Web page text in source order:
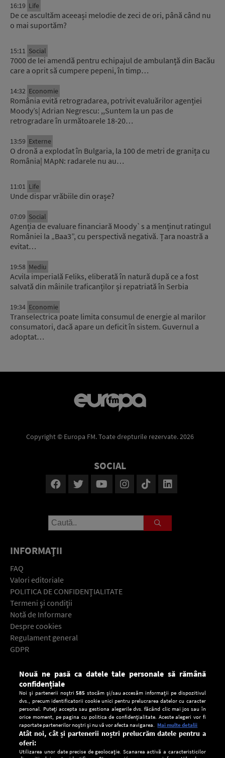
16:19 Life
De ce ascultăm aceeași melodie de zeci de ori, până când nu
o mai suportăm?
15:11 Social
7000 de lei amendă pentru echipajul de ambulanță din Bacău
care a oprit să cumpere pepeni, în timp…
14:32 Economie
România evită retrogradarea, potrivit evaluărilor agenției
Moody’s| Adrian Negrescu: ,,Suntem la un pas de
retrogradare în următoarele 18-20…
13:59 Externe
O dronă a explodat în Bulgaria, la 100 de metri de granița cu
România| MApN: radarele nu au…
11:01 Life
Unde dispar vrăbiile din orașe?
07:09 Social
Agenția de evaluare financiară Moody`s a menținut ratingul
României la „Baa3”, cu perspectivă negativă. Țara noastră a
evitat…
19:58 Mediu
Acvila imperială Feliks, eliberată în natură după ce a fost
salvată din mâinile traficanților și repatriată în Serbia
19:34 Economie
Transelectrica poate limita consumul de energie al marilor
consumatori, dacă apare un deficit în sistem. Guvernul a
adoptat…
Copyright © Europa FM. Toate drepturile rezervate. 2026
SOCIAL
INFORMAŢII
FAQ
Valori editoriale
POLITICA DE CONFIDENŢIALITATE
Termeni şi condiţii
Notă de Informare
Despre cookies
Regulament general
GDPR
Descarcă gratuit aplicaţia Europa FM pentru smartphone:
Nouă ne pasă ca datele tale personale să rămână
confidențiale
Noi și partenerii noștri585 stocăm și/sau accesăm informații pe dispozitivul
dvs., precum identificatorii cookie unici pentru prelucrarea datelor cu caracter
personal. Puteți accepta sau gestiona alegerile dvs. făcând clic mai jos sau în
orice moment, pe pagina cu politica de confidențialitate. Aceste alegeri vor fi
raportate partenerilor noștri și nu vă vor afecta navigarea. Mai multe detalii
Atât noi, cât și partenerii noștri prelucrăm datele pentru a
oferi:
Utilizarea unor date precise de geolocație. Scanarea activă a caracteristicilor